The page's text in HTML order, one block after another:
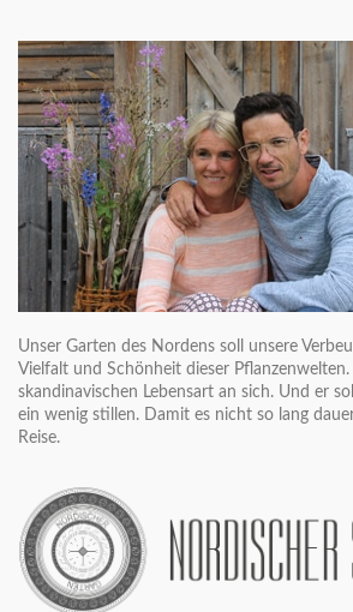
Unser Garten des Nordens soll unsere
Vielfalt und Schönheit dieser
skandinavischen Lebensart an sich. Und er
ein wenig stillen. Damit es nicht so lang
Reise.